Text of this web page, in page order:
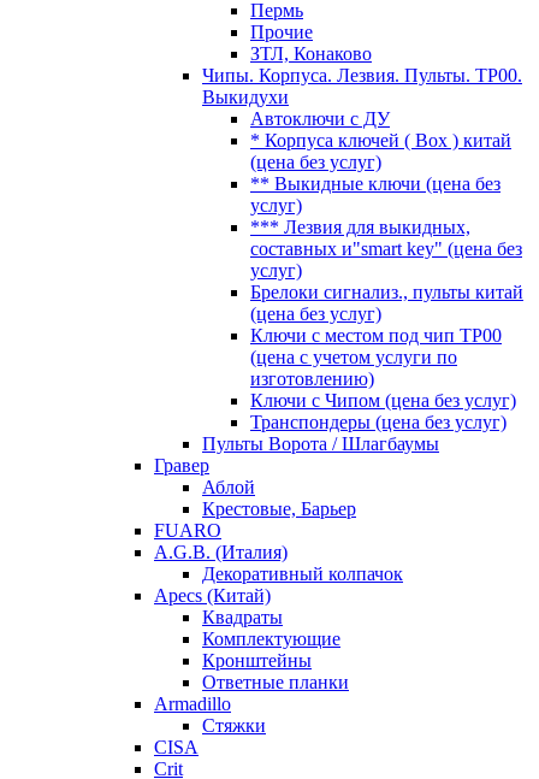
Пермь
Прочие
ЗТЛ, Конаково
Чипы. Корпуса. Лезвия. Пульты. TP00.
Выкидухи
Автоключи с ДУ
* Корпуса ключей ( Box ) китай
(цена без услуг)
** Выкидные ключи (цена без
услуг)
*** Лезвия для выкидных,
составных и"smart key" (цена без
услуг)
Брелоки сигнализ., пульты китай
(цена без услуг)
Ключи с местом под чип TP00
(цена с учетом услуги по
изготовлению)
Ключи с Чипом (цена без услуг)
Транспондеры (цена без услуг)
Пульты Ворота / Шлагбаумы
Гравер
Аблой
Крестовые, Барьер
FUARO
A.G.B. (Италия)
Декоративный колпачок
Apecs (Китай)
Квадраты
Комплектующие
Кронштейны
Ответные планки
Armadillo
Стяжки
CISA
Crit